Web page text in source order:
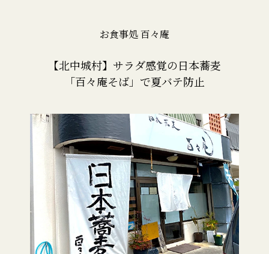
お食事処 百々庵
【北中城村】サラダ感覚の日本蕎麦
「百々庵そば」で夏バテ防止